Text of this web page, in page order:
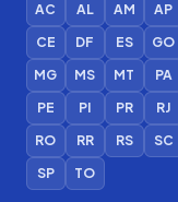
AC AL AM AP
CE
DF ES GO
MG
MS MT PA
PE
PI PR RJ
RO
RR RS SC
SP
TO